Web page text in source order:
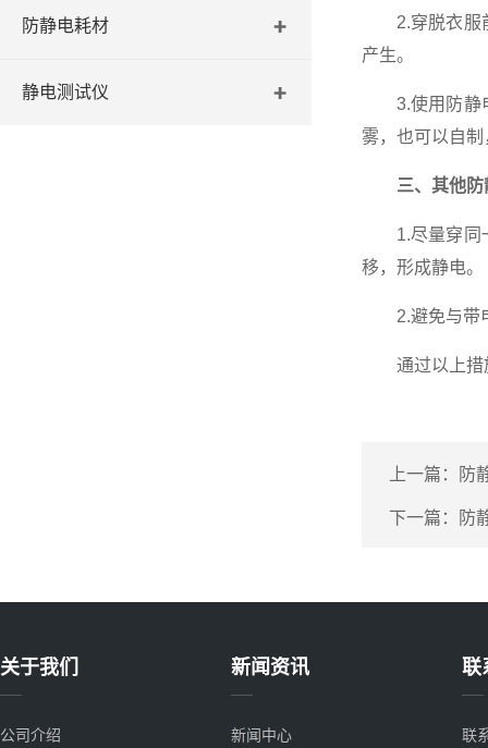
防静电耗材
静电测试仪
2.穿脱衣服前
产生。
3.使用防静电
雾，也可以自
三、其他
1.尽量穿同一
移，形成静电。
2.避免与带电
通过以上措施
上一篇： 防
下一篇： 防
关于我们
公司介绍
新闻资讯
新闻中心
联
联